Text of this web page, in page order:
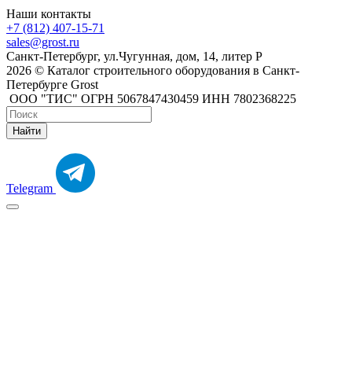
Наши контакты
+7 (812) 407-15-71
sales@grost.ru
Санкт-Петербург, ул.Чугунная, дом, 14, литер Р
2026 © Каталог строительного оборудования в Санкт-
Петербурге Grost
ООО "ТИС" ОГРН 5067847430459 ИНН 7802368225
Найти
Telegram